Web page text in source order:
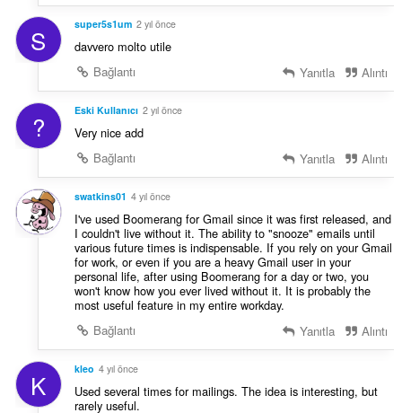
S super5s1um 2 yıl önce
davvero molto utile
Bağlantı
Yanıtla Alıntı
? Eski Kullanıcı 2 yıl önce
Very nice add
Bağlantı
Yanıtla Alıntı
swatkins01 4 yıl önce
I've used Boomerang for Gmail since it was first released, and
I couldn't live without it. The ability to "snooze" emails until
various future times is indispensable. If you rely on your Gmail
for work, or even if you are a heavy Gmail user in your
personal life, after using Boomerang for a day or two, you
won't know how you ever lived without it. It is probably the
most useful feature in my entire workday.
Bağlantı
Yanıtla Alıntı
K kleo 4 yıl önce
Used several times for mailings. The idea is interesting, but
rarely useful.